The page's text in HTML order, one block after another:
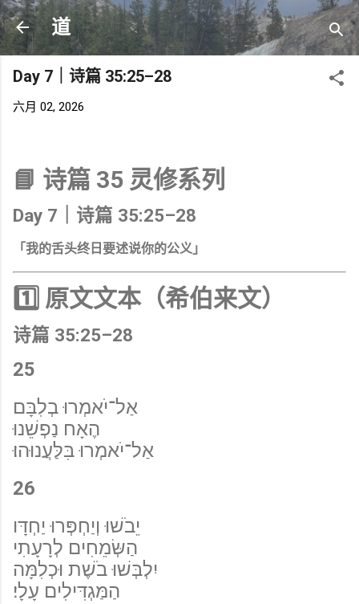
跳至主要内容
道
Day 7｜诗篇 35:25–28
六月 02, 2026
📘 诗篇 35 灵修系列
Day 7｜诗篇 35:25–28
「我的舌头终日要述说你的公义」
1️⃣ 原文文本（希伯来文）
诗篇 35:25–28
25
אַל־יֹאמְרוּ בְלִבָּם
הֶאָח נַפְשֵׁנוּ
אַל־יֹאמְרוּ בִּלַּעֲנוּהוּ׃
26
יֵבֹשׁוּ וְיַחְפְּרוּ יַחְדָּו
הַשְּׂמֵחִים לְרָעָתִי
יִלְבְּשׁוּ בֹשֶׁת וּכְלִמָּה
הַמַּגְדִּילִים עָלָי׃